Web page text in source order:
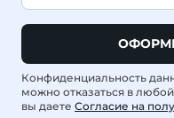
Конфиденциальность
можно отказаться в
вы даете Согласие на